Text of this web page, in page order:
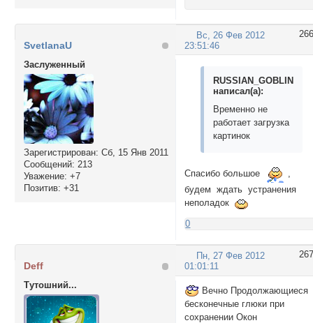
266
Вс, 26 Фев 2012
23:51:46
SvetlanaU
Заслуженный
Зарегистрирован: Сб, 15 Янв 2011
Сообщений: 213
Уважение: +7
Позитив: +31
RUSSIAN_GOBLIN
написал(а):
Временно не
работает загрузка
картинок
Спасибо большое
будем ждать устранения
неполадок
0
267
Пн, 27 Фев 2012
01:01:11
Deff
Тутошний...
Вечно Продолжающиеся
бесконечные глюки при
сохранении Окон